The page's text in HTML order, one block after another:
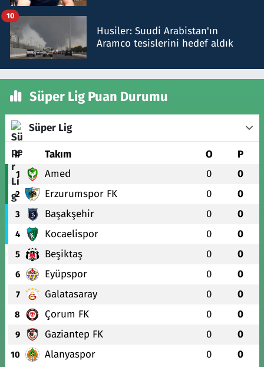
Husiler: Suudi Arabistan'ın
Aramco tesislerini hedef aldık
10
Süper Lig Puan Durumu
Süper Lig
# Takım O P
1 Amed 0 0
2 Erzurumspor FK 0 0
3 Başakşehir 0 0
4 Kocaelispor 0 0
5 Beşiktaş 0 0
6 Eyüpspor 0 0
7 Galatasaray 0 0
8 Çorum FK 0 0
9 Gaziantep FK 0 0
10 Alanyaspor 0 0